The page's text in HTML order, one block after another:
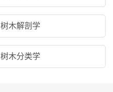
树木解剖学
树木分类学